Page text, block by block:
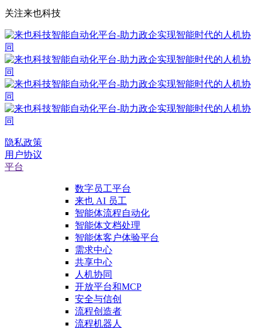
关注来也科技
隐私政策
用户协议
平台
数字员工平台
来也 AI 员工
智能体流程自动化
智能体文档处理
智能体客户体验平台
需求中心
共享中心
人机协同
开放平台和MCP
安全与信创
流程创造者
流程机器人